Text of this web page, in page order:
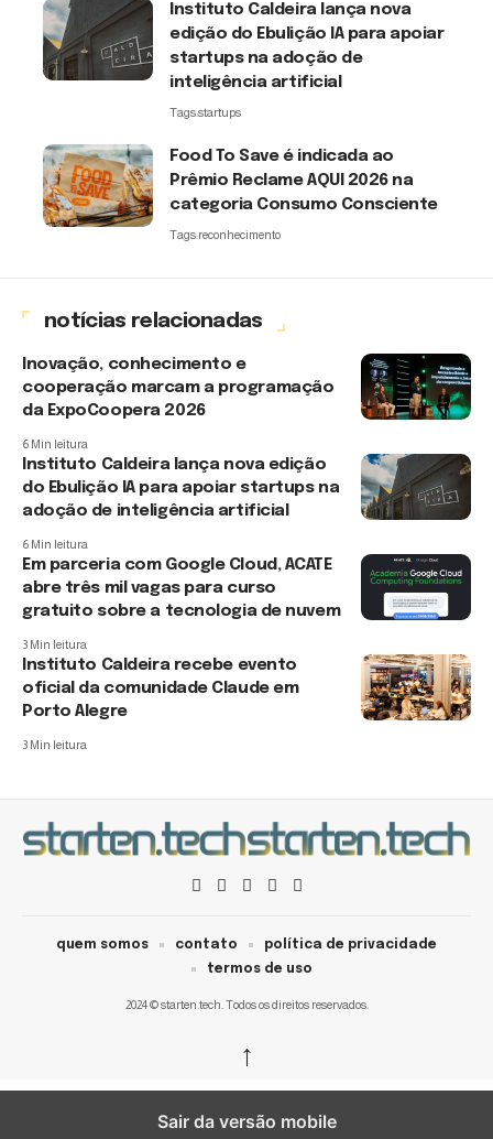
Instituto Caldeira lança nova
edição do Ebulição IA para apoiar
startups na adoção de
inteligência artificial
Tags:startups
Food To Save é indicada ao
Prêmio Reclame AQUI 2026 na
categoria Consumo Consciente
Tags:reconhecimento
notícias relacionadas
Inovação, conhecimento e
cooperação marcam a programação
da ExpoCoopera 2026
6 Min leitura
Instituto Caldeira lança nova edição
do Ebulição IA para apoiar startups na
adoção de inteligência artificial
6 Min leitura
Em parceria com Google Cloud, ACATE
abre três mil vagas para curso
gratuito sobre a tecnologia de nuvem
3 Min leitura
Instituto Caldeira recebe evento
oficial da comunidade Claude em
Porto Alegre
3 Min leitura
2024 © starten.tech. Todos os direitos reservados.
quem somos contato
política de privacidade
termos de uso
↑
Sair da versão mobile